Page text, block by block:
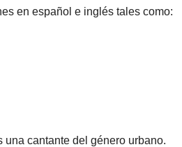
en español e inglés tales como:
una cantante del género urbano.